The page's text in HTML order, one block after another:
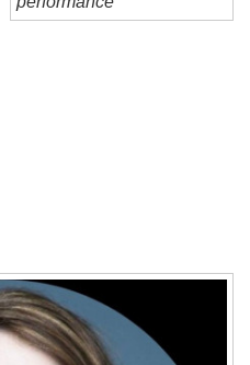
performance